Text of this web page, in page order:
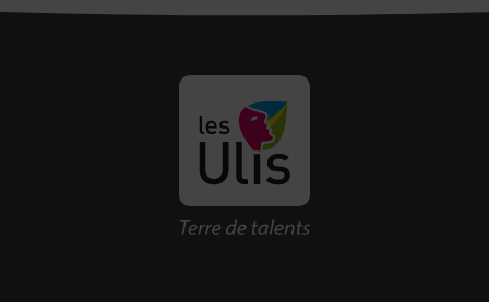
Revenir à la page d'accueil des